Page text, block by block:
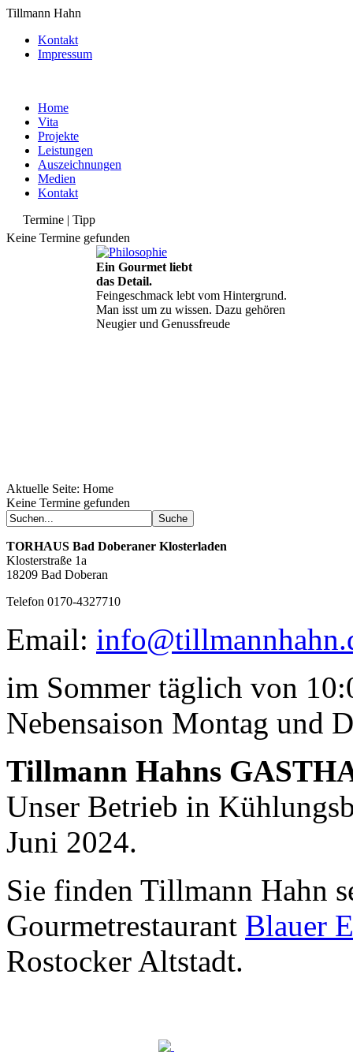
Tillmann Hahn
Kontakt
Impressum
Home
Vita
Projekte
Leistungen
Auszeichnungen
Medien
Kontakt
Termine | Tipp
Keine Termine gefunden
Ein Gourmet liebt
das Detail.
Feingeschmack lebt vom Hintergrund.
Man isst um zu wissen. Dazu gehören
Neugier und Genussfreude
Geheimnisse, die
keine sind.
Ein Potpourri professioneller Rezepte.
regionalen Küche. Nachkochbar, aber
Modernes Kochen mit dem Blick für
Regionalität, Frische und
Wirtschaftlichkeit.
Geheimnisse, die
Aktuelle Seite: Home
Keine Termine gefunden
TORHAUS Bad Doberaner Klosterladen
Klosterstraße 1a
18209 Bad Doberan
Telefon 0170-4327710
Email:
im Sommer täglich von
Nebensaison Montag und
Tillmann Hahns
Unser Betrieb in
Juni 2024.
Sie finden Tillmann Hahn
Gourmetrestaurant Blauer
Rostocker Altstadt.